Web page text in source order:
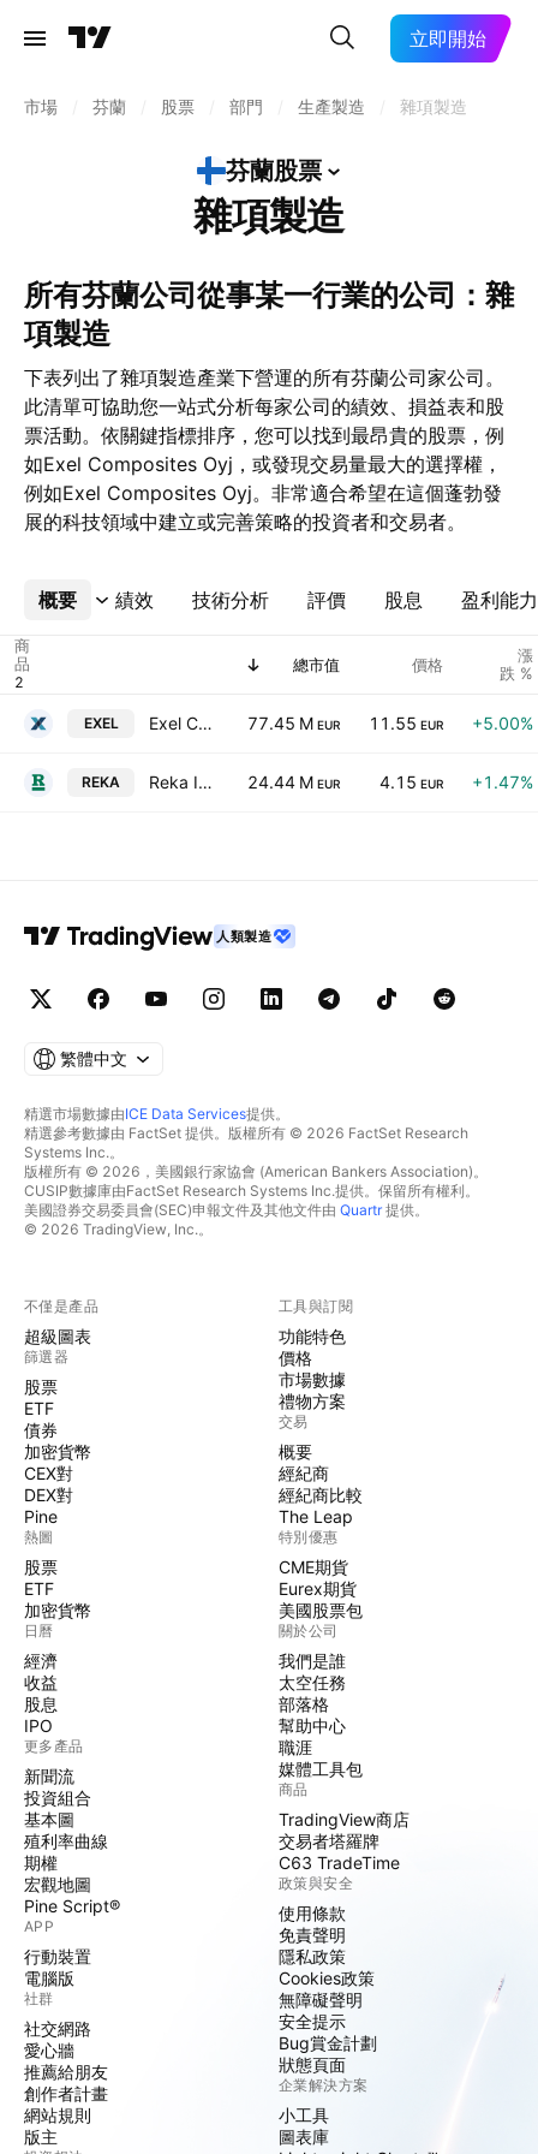
立即開始
市場 芬蘭 股票 部門 生產製造 雜項製造
芬蘭股票
雜項製造
所有芬蘭公司從事某一行業的公司：雜
項製造
下表列出了雜項製造產業下營運的所有芬蘭公司家公司。
此清單可協助您一站式分析每家公司的績效、損益表和股
票活動。依關鍵指標排序，您可以找到最昂貴的股票，例
如Exel Composites Oyj，或發現交易量最大的選擇權，
例如Exel Composites Oyj。非常適合希望在這個蓬勃發
展的科技領域中建立或完善策略的投資者和交易者。
概要 績效 技術分析 評價 股息 盈利能力
更多
商
品
總市值 價格
漲
跌 %
EXEL Exel Composites Oyj 77.45 M EUR 11.55 EUR +5.00%
REKA Reka Industrial Plc Class B 24.44 M EUR 4.15 EUR +1.47%
人類製造
繁體中文
精選市場數據由ICE Data Services提供。
精選參考數據由 FactSet 提供。版權所有 © 2026 FactSet Research
Systems Inc.。
版權所有 © 2026，美國銀行家協會 (American Bankers Association)。
CUSIP數據庫由FactSet Research Systems Inc.提供。保留所有權利。
美國證券交易委員會(SEC)申報文件及其他文件由 Quartr提供。
© 2026 TradingView, Inc.。
不僅是產品
超級圖表
篩選器
股票
ETF
債券
加密貨幣
CEX對
DEX對
Pine
熱圖
股票
ETF
加密貨幣
日曆
經濟
收益
股息
IPO
更多產品
新聞流
投資組合
基本圖
殖利率曲線
期權
宏觀地圖
Pine Script®
APP
行動裝置
電腦版
社群
社交網路
愛心牆
推薦給朋友
創作者計畫
網站規則
版主
工具與訂閱
功能特色
價格
市場數據
禮物方案
交易
概要
經紀商
經紀商比較
The Leap
特別優惠
CME期貨
Eurex期貨
美國股票包
關於公司
我們是誰
太空任務
部落格
幫助中心
職涯
媒體工具包
商品
TradingView商店
交易者塔羅牌
C63 TradeTime
政策與安全
使用條款
免責聲明
隱私政策
Cookies政策
無障礙聲明
安全提示
Bug賞金計劃
狀態頁面
企業解決方案
小工具
圖表庫